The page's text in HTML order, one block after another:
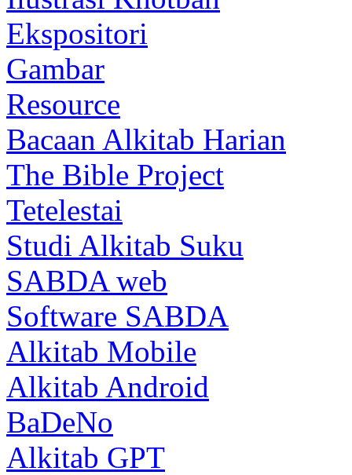
Ekspositori
Gambar
Resource
Bacaan Alkitab Harian
The Bible Project
Tetelestai
Studi Alkitab Suku
SABDA web
Software SABDA
Alkitab Mobile
Alkitab Android
BaDeNo
Alkitab GPT